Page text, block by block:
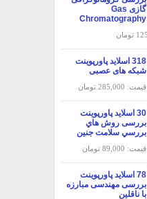
گازی Gas
Chromatography
318 اسلاید پاورپوینت
شبکه های عصبی
قیمت: 285,000 تومان
30 اسلاید پاورپوینت
بررسی روش هاي
بررسي سلامت جنين
قیمت: 89,000 تومان
78 اسلاید پاورپوینت
بررسی مهندسی مبارزه
با ناقلين